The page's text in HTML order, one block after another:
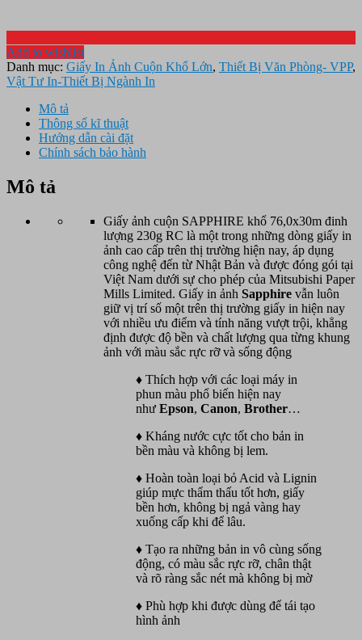
Add to wishlist
Danh mục: Giấy In Ảnh Cuộn Khổ Lớn, Thiết Bị Văn Phòng- VPP,
Vật Tư In-Thiết Bị Ngành In
Mô tả
Thông số kĩ thuật
Hướng dẫn cài đặt
Chính sách bảo hành
Mô tả
Giấy ảnh cuộn SAPPHIRE khổ 76,0x30m đinh
lượng 230g RC là một trong những dòng giấy in
ảnh cao cấp trên thị trường hiện nay, áp dụng
công nghệ đến từ Nhật Bản và được đóng gói tại
Việt Nam dưới sự cho phép của Mitsubishi Paper
Mills Limited. Giấy in ảnh Sapphire vẫn luôn
giữ vị trí số một trên thị trường giấy in hiện nay
với nhiều ưu điểm và tính năng vượt trội, khẳng
định được độ bền và chất lượng qua từng khung
ảnh với màu sắc rực rỡ và sống động
♦ Thích hợp với các loại máy in
phun màu phổ biến hiện nay
như Epson, Canon, Brother…
♦ Kháng nước cực tốt cho bản in
bền màu và không bị lem.
♦ Hoàn toàn loại bỏ Acid và Lignin
giúp mực thẩm thấu tốt hơn, giấy
bền hơn, không bị ngả vàng hay
xuống cấp khi để lâu.
♦ Tạo ra những bản in vô cùng sống
động, có màu sắc rực rỡ, chân thật
và rõ ràng sắc nét mà không bị mờ
♦ Phù hợp khi được dùng để tái tạo
hình ảnh